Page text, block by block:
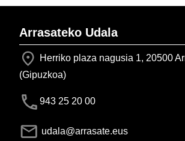
Arrasateko Udala
Herriko plaza nagusia 1, 20500
(Gipuzkoa)
943 25 20 00
udala@arrasate.eus